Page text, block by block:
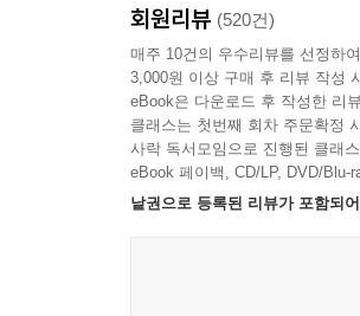
회원리뷰 (520건)
매주 10건의 우수리뷰를 선정하
3,000원 이상 구매 후 리뷰 작성
eBook은 다운로드 후 작성한 리
클래스는 첫번째 회차 주문확정
사락 독서모임으로 진행된 클래
eBook 페이백, CD/LP, DVD/
낱권으로 등록된 리뷰가 포함되